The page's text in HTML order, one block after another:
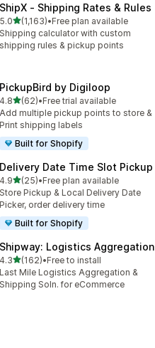
ShipX ‑ Shipping Rates & Rules
5.0별 5개 중
(1,163)
리뷰 1163개
•Free plan available
Shipping calculator with custom
shipping rules & pickup points
PickupBird by Digiloop
4.8별 5개 중
(62)
총 리뷰 62개
•Free trial available
Add multiple pickup points to store &
Print shipping labels
Built for Shopify
Delivery Date Time Slot Pickup
4.9별 5개 중
(25)
총 리뷰 25개
•Free plan available
Store Pickup & Local Delivery Date
Picker, order delivery time
Built for Shopify
Shipway: Logistics Aggregation
4.3별 5개 중
(162)
총 리뷰 162개
•Free to install
Last Mile Logistics Aggregation &
Shipping Soln. for eCommerce